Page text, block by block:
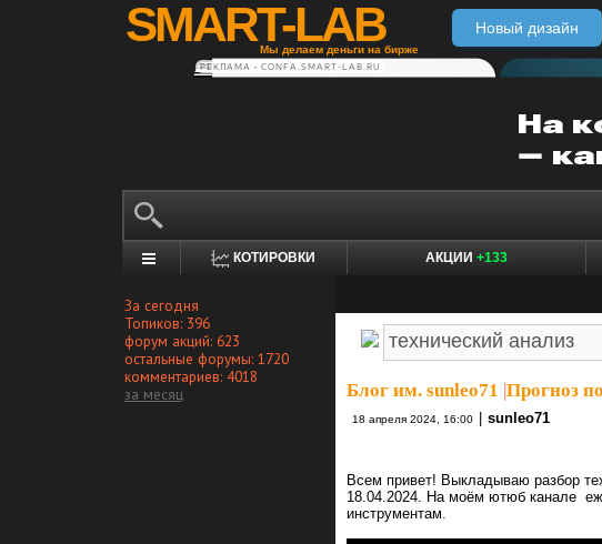
SMART-LAB
Мы делаем деньги на бирже
Новый дизайн
РЕКЛАМА • CONFA.SMART-LAB.RU
КОТИРОВКИ АКЦИИ +133
За сегодня
Топиков: 396
форум акций: 623
остальные форумы: 1720
комментариев: 4018
за месяц
Блог им. sunleo71 Прогноз
18 апреля 2024, 16:00 sunleo71
Всем привет! Выкладываю разбор
18.04.2024. На моём ютюб канале
инструментам.